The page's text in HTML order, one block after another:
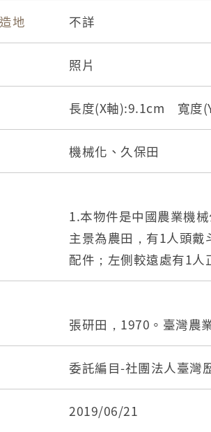
地 不詳
照片
長度(X軸):9.1cm 寬
機械化、久保田
1.本物件是中國農業機
主景為農田，有1人頭
配件；左側較遠處有1人
2.中國農業機械公司是
業機械化政策有關。
張研田，1970。臺灣農
委託編目-社團法人臺灣
2019/06/21